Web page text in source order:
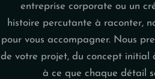
entreprise corporate ou un
histoire percutante à raconter,
pour vous accompagner. Nous
de votre projet, du concept initial
à ce que chaque détail